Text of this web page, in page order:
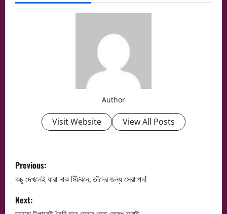
Author
Visit Website View All Posts
P
o
s
Previous:
কচু দেখলেই যারা নাক সিঁটকান, তাঁদের জন্য সেরা পদ!
Next: